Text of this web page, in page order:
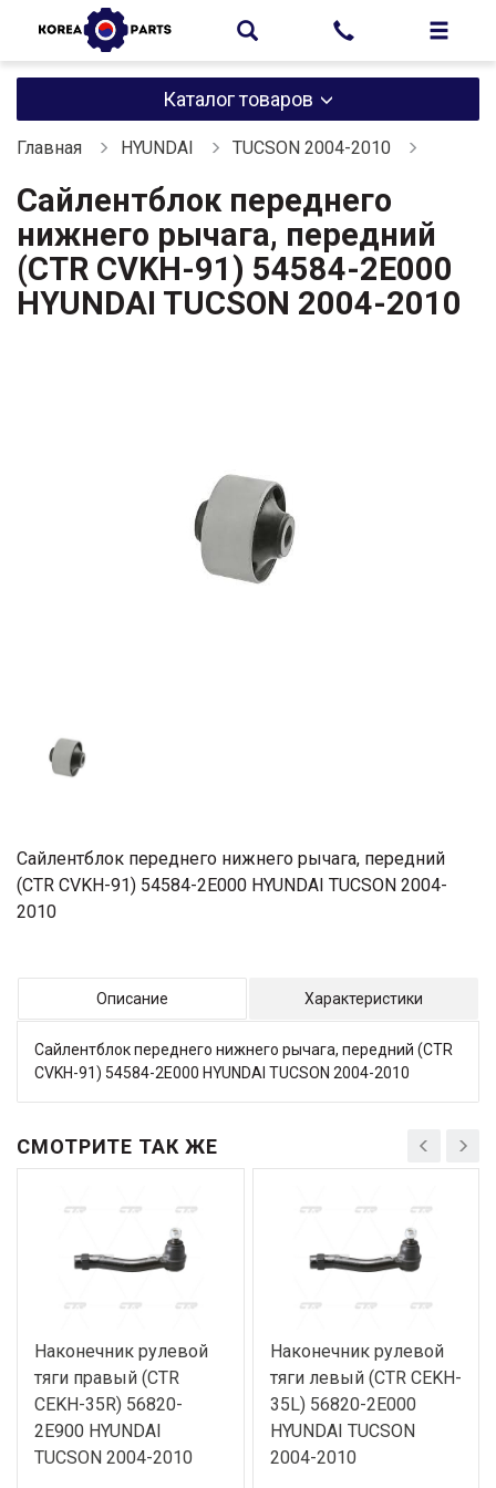
Каталог товаров
Главная HYUNDAI TUCSON 2004-2010
Сайлентблок переднего
нижнего рычага, передний
(CTR CVKH-91) 54584-2E000
HYUNDAI TUCSON 2004-2010
Сайлентблок переднего нижнего рычага, передний
(CTR CVKH-91) 54584-2E000 HYUNDAI TUCSON 2004-
2010
Описание Характеристики
Сайлентблок переднего нижнего рычага, передний (CTR
CVKH-91) 54584-2E000 HYUNDAI TUCSON 2004-2010
СМОТРИТЕ ТАК ЖЕ
Наконечник рулевой
тяги правый (CTR
CEKH-35R) 56820-
2E900 HYUNDAI
TUCSON 2004-2010
Наконечник рулевой
тяги левый (CTR CEKH-
35L) 56820-2E000
HYUNDAI TUCSON
2004-2010